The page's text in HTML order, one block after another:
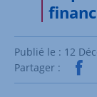
Publié le : 12
Partager :